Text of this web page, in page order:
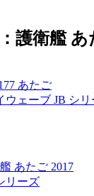
護衛艦 あ
あたご
ウェーブ JB シ
あたご 2017
リーズ